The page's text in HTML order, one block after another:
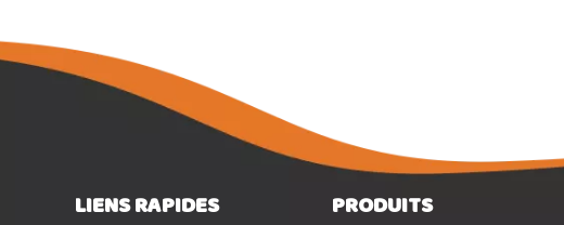
LIENS RAPIDES PRODUITS